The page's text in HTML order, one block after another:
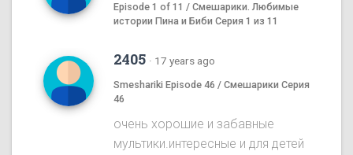
Episode 1 of 11 / Смешарики. Любимые
истории Пина и Биби Серия 1 из 11
2405 · 17 years ago
Smeshariki Episode 46 / Смешарики Серия
46
очень хорошие и забавные
мультики.интересные и для детей